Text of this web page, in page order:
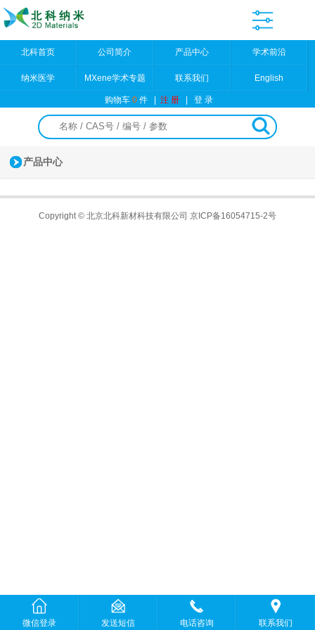
北科首页 公司简介 产品中心 学术前沿
纳米医学 MXene学术专题 联系我们 English
购物车0件 |注 册 |登 录
产品中心
Copyright © 北京北科新材科技有限公司 京ICP备16054715-2号
微信登录 发送短信 电话咨询 联系我们